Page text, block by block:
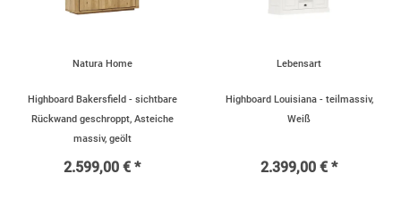
Natura Home
Highboard Bakersfield - sichtbare
Rückwand geschroppt, Asteiche
massiv, geölt
2.599,00 € *
Lebensart
Highboard Louisiana - teilmassiv,
Weiß
2.399,00 € *